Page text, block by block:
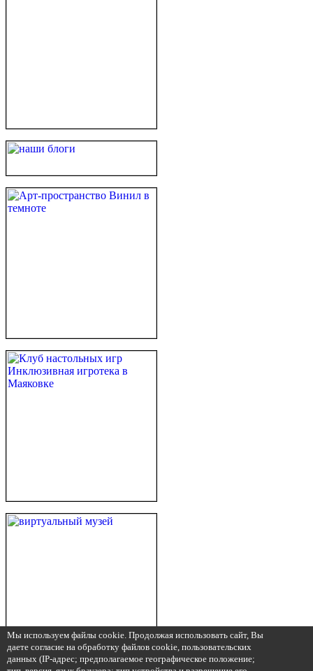
Мы используем файлы cookie. Продолжая использовать сайт, Вы
даете согласие на обработку файлов cookie, пользовательских
данных (IP-адрес; предполагаемое географическое положение;